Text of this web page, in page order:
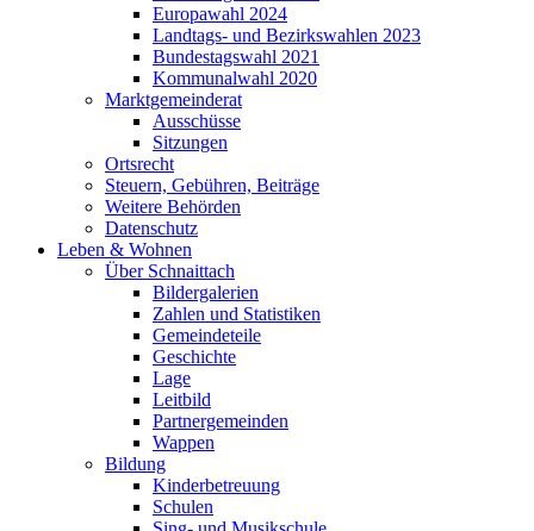
Europawahl 2024
Landtags- und Bezirkswahlen 2023
Bundestagswahl 2021
Kommunalwahl 2020
Marktgemeinderat
Ausschüsse
Sitzungen
Ortsrecht
Steuern, Gebühren, Beiträge
Weitere Behörden
Datenschutz
Leben & Wohnen
Über Schnaittach
Bildergalerien
Zahlen und Statistiken
Gemeindeteile
Geschichte
Lage
Leitbild
Partnergemeinden
Wappen
Bildung
Kinderbetreuung
Schulen